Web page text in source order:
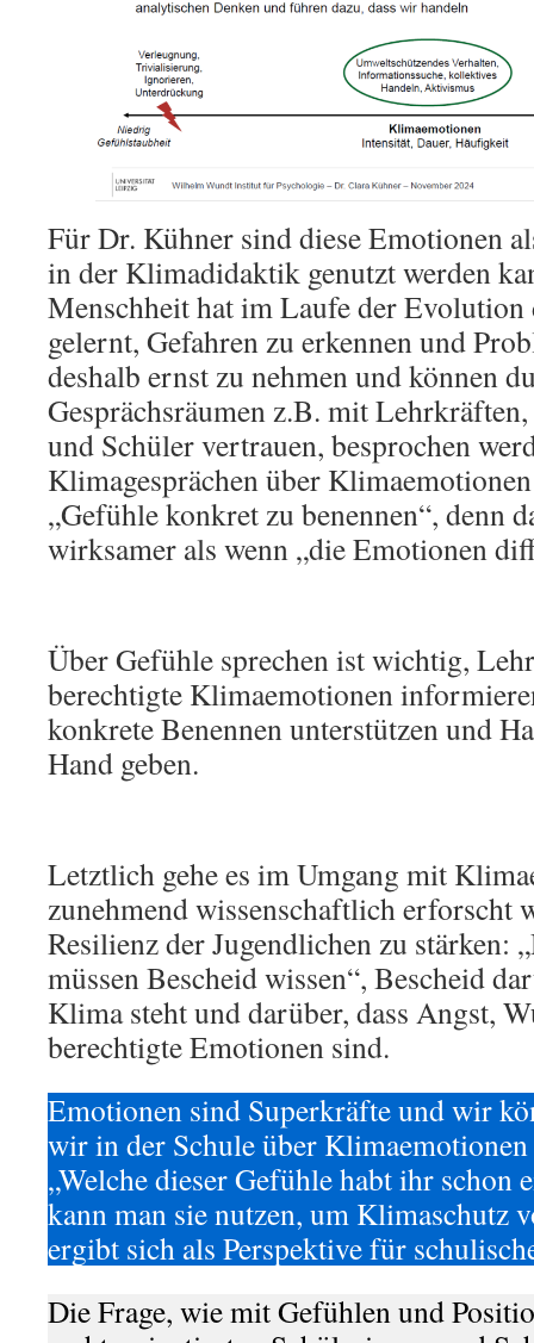
Für Dr. Kühner sind diese Emotionen
in der Klimadidaktik genutzt werden
Menschheit hat im Laufe der
gelernt, Gefahren zu erkennen und
deshalb ernst zu nehmen und können
Gesprächsräumen z.B. mit
und Schüler vertrauen, besprochen
Klimagesprächen über
„Gefühle konkret zu benennen“, denn
wirksamer als wenn „die Emotionen
Über Gefühle sprechen ist wichtig,
berechtigte Klimaemotionen
konkrete Benennen unterstützen und
Hand geben.
Letztlich gehe es im Umgang mit
zunehmend wissenschaftlich erforscht
Resilienz der Jugendlichen zu stärken:
müssen Bescheid wissen“, Bescheid
Klima steht und darüber, dass Angst,
berechtigte Emotionen sind.
Emotionen sind Superkräfte und wir
wir in der Schule über
„Welche dieser Gefühle habt ihr schon
kann man sie nutzen, um Klimaschutz
ergibt sich als Perspektive für
Die Frage, wie mit Gefühlen und